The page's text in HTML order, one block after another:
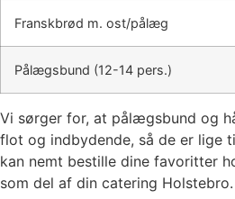
Franskbrød m. ost/pålæg
Pålægsbund (12-14 pers.)
Vi sørger for, at pålægsbund og
flot og indbydende, så de er lige
kan nemt bestille dine favoritter
som del af din catering Holstebro.